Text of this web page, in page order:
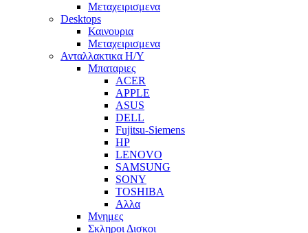
Μεταχειρισμενα
Desktops
Καινουρια
Μεταχειρισμενα
Ανταλλακτικα H/Y
Μπαταριες
ACER
APPLE
ASUS
DELL
Fujitsu-Siemens
HP
LENOVO
SAMSUNG
SONY
TOSHIBA
Αλλα
Μνημες
Σκληροι Δισκοι